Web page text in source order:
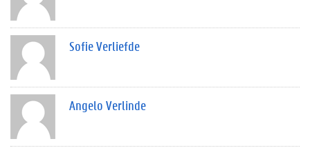
Sofie Verliefde
Angelo Verlinde